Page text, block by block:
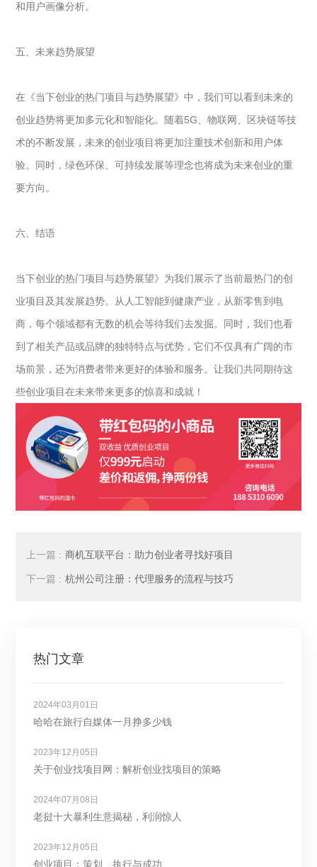
和用户画像分析。
五、未来趋势展望
在《当下创业的热门项目与趋势展望》中，我们可以看到未来的
创业趋势将更加多元化和智能化。随着5G、物联网、区块链等技
术的不断发展，未来的创业项目将更加注重技术创新和用户体
验。同时，绿色环保、可持续发展等理念也将成为未来创业的重
要方向。
六、结语
当下创业的热门项目与趋势展望》为我们展示了当前最热门的创
业项目及其发展趋势。从人工智能到健康产业，从新零售到电
商，每个领域都有无数的机会等待我们去发掘。同时，我们也看
到了相关产品或品牌的独特特点与优势，它们不仅具有广阔的市
场前景，还为消费者带来更好的体验和服务。让我们共同期待这
些创业项目在未来带来更多的惊喜和成就！
上一篇 : 商机互联平台：助力创业者寻找好项目
下一篇 : 杭州公司注册：代理服务的流程与技巧
热门文章
2024年03月01日
哈哈在旅行自媒体一月挣多少钱
2023年12月05日
关于创业找项目网：解析创业找项目的策略
2024年07月08日
老挝十大暴利生意揭秘，利润惊人
2023年12月05日
创业项目：策划、执行与成功